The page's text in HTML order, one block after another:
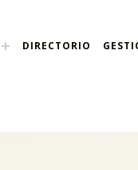
DIRECTORIO